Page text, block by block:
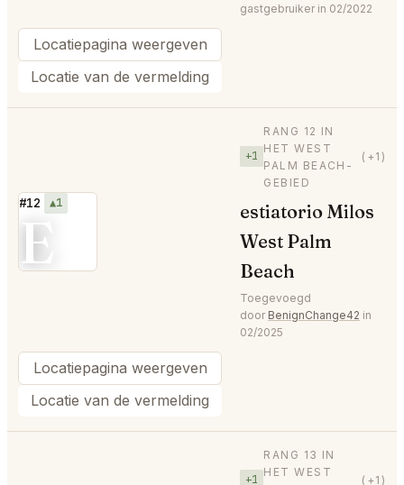
gastgebruiker in 02/2022
Locatiepagina weergeven
Locatie van de vermelding
#12 ▲1
E
+1
RANG 12 IN
HET WEST
PALM BEACH-
GEBIED
(+1)
estiatorio Milos
West Palm
Beach
Toegevoegd
door BenignChange42 in
02/2025
Locatiepagina weergeven
Locatie van de vermelding
+1
RANG 13 IN
HET WEST
(+1)